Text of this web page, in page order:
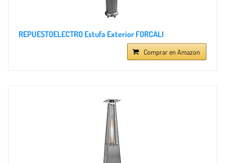
REPUESTOELECTRO Estufa Exterior FORCALI
Comprar en Amazon